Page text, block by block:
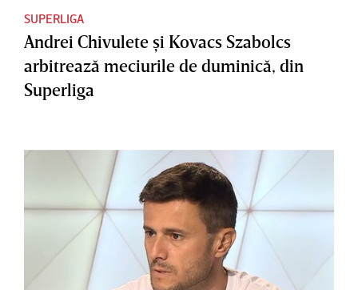
SUPERLIGA
Andrei Chivulete şi Kovacs Szabolcs
arbitrează meciurile de duminică, din
Superliga